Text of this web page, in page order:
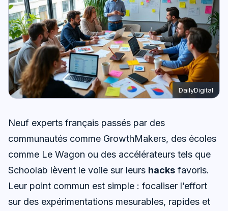
DailyDigital
Neuf experts français passés par des
communautés comme GrowthMakers, des écoles
comme Le Wagon ou des accélérateurs tels que
Schoolab lèvent le voile sur leurs hacks favoris.
Leur point commun est simple : focaliser l’effort
sur des expérimentations mesurables, rapides et